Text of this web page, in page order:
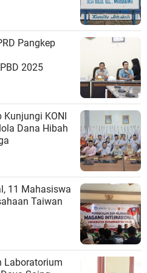
Pangkep
2025
Kunjungi KONI
Dana Hibah
11 Mahasiswa
Taiwan
Laboratorium